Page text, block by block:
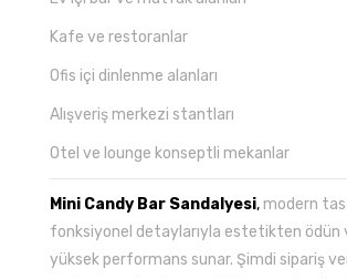
Kafe ve restoranlar
Ofis içi dinlenme alanları
Alışveriş merkezi stantları
Otel ve lounge konseptli mekanlar
Mini Candy Bar Sandalyesi, modern
fonksiyonel detaylarıyla estetikten ödün
yüksek performans sunar. Şimdi sipariş